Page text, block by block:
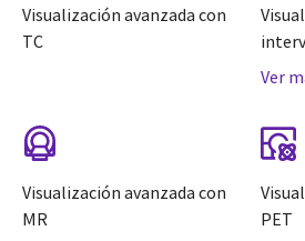
Visualización avanzada con
TC
Ver
Visualización avanzada con
MR
PET